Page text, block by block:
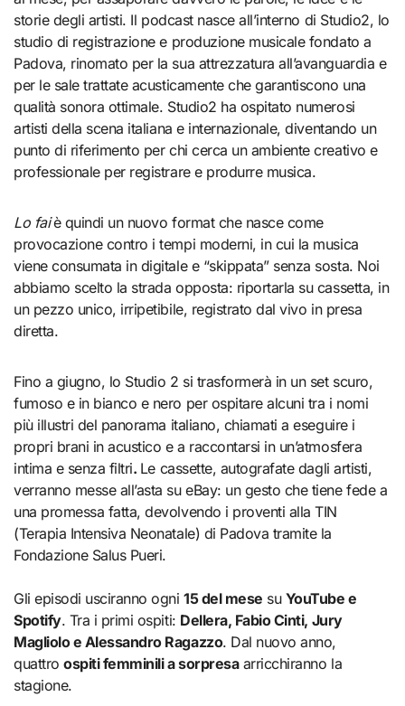
storie degli artisti. Il podcast nasce all’interno di Studio2, lo
studio di registrazione e produzione musicale fondato a
Padova, rinomato per la sua attrezzatura all’avanguardia e
per le sale trattate acusticamente che garantiscono una
qualità sonora ottimale. Studio2 ha ospitato numerosi
artisti della scena italiana e internazionale, diventando un
punto di riferimento per chi cerca un ambiente creativo e
professionale per registrare e produrre musica.
Lo faiè quindi un nuovo format che nasce come
provocazione contro i tempi moderni, in cui la musica
viene consumata in digitale e “skippata” senza sosta. Noi
abbiamo scelto la strada opposta: riportarla su cassetta, in
un pezzo unico, irripetibile, registrato dal vivo in presa
diretta.
Fino a giugno, lo Studio 2 si trasformerà in un set scuro,
fumoso e in bianco e nero per ospitare alcuni tra i nomi
più illustri del panorama italiano, chiamati a eseguire i
propri brani in acustico e a raccontarsi in un’atmosfera
intima e senza filtri. Le cassette, autografate dagli artisti,
verranno messe all’asta su eBay: un gesto che tiene fede a
una promessa fatta, devolvendo i proventi alla TIN
(Terapia Intensiva Neonatale) di Padova tramite la
Fondazione Salus Pueri.
Gli episodi usciranno ogni15 del mese su YouTube e
Spotify. Tra i primi ospiti: Dellera, Fabio Cinti, Jury
Magliolo e Alessandro Ragazzo. Dal nuovo anno,
quattroospiti femminili a sorpresaarricchiranno la
stagione.